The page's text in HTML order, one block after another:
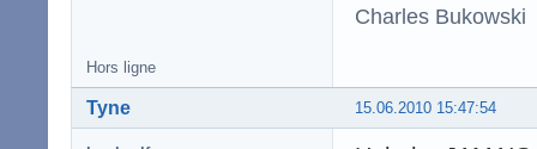
Charles Bukowski
Hors ligne
15.06.2010 15:47:54
Tyne